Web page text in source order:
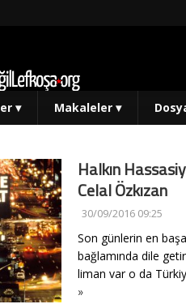
▾ Makaleler ▾
Halkın
Celal Özkızan
30/09/2016 09:25
Son günlerin en
bağlamında dile
liman var o da
»